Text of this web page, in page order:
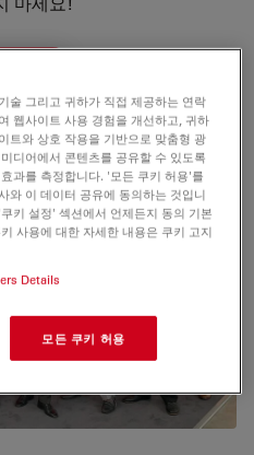
대합니다!
술 그리고 귀하가 직접 제공하는 연락
웹사이트 사용 경험을 개선하고, 귀하
트와 상호 작용을 기반으로 맞춤형 광
디어에서 콘텐츠를 공유할 수 있도록
과를 측정합니다. '모든 쿠키 허용'를
와 이 데이터 공유에 동의하는 것입니
키 설정' 섹션에서 언제든지 동의 기본
사용에 대한 자세한 내용은 쿠키 고지
Details
모든 쿠키 허용